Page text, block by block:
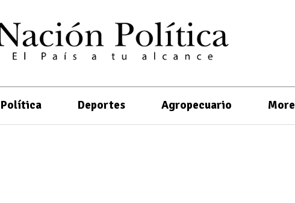
Política Deportes Agropecuario More